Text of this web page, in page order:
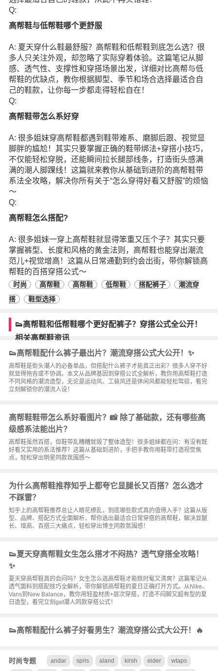
Q:
高帮鞋与低帮鞋哪个更舒服
A: 夏天穿什么鞋最舒服？高帮鞋和低帮鞋到底怎么选？很
多人只关注外观，却忽略了实际穿着体验。这篇笔记从脚
感、透气性、支撑性和穿搭场景出发，详细对比高帮与低
帮鞋的优缺点，教你根据脚型、季节和场合选择最适合自
己的鞋款，让你每一步都走得轻松自在！
Q:
高帮鞋带怎么系好穿
A: 很多姐妹穿高帮鞋都遇到鞋带难系、磨脚后跟、视觉显
脚胖的尴尬！其实只要掌握正确的鞋带绑法+穿搭小技巧，
不仅能轻松穿脱，还能瞬间拉长腿部线条，打造街头感满
满的潮人脚踝线！这篇就来教你从基础到进阶的高帮鞋带
系法全攻略，解决你所有关于“怎么穿得好看又舒服”的烦恼
～
Q:
高帮鞋怎么搭配?
A: 很多姐妹一穿上高帮鞋就显得笨重又压个子？其实只要
掌握裤型、长度和风格的黄金法则，高帮鞋也能穿出潮流
范儿+视觉增高！这篇从日常通勤到约会出街，带你解锁高
帮鞋的百搭穿搭公式～
时尚 高帮鞋 高帮鞋 低帮鞋 搭配裤子
潮流穿
搭
鞋型选择
👟高帮鞋和低帮鞋哪个更好配裤子？穿搭公式全公开！
相关高帮鞋资讯
👟高帮鞋配什么裤子最出片？潮流穿搭公式大公开！✨
高帮鞋是街头潮人的必备单品，但搭配什么裤子才能真正出彩？很多人穿不好
就显得拖沓或不协调。本文从品牌基因到穿搭公式全解析，教你用高帮鞋打造
不同风格的潮流造型，无论是运动风、工装风还是休闲风都能轻松驾驭，看完
立刻解锁你的潮流人设！
高帮鞋鞋带怎么系好看图片？📸 除了基础款，还有哪些高
级感系法能出片？
高帮鞋虽然百搭，但鞋带乱糟糟就毁了整体造型！很多姐妹都在问：有没有既
好看又实用的系法推荐？这篇从基础到进阶，手把手教你用鞋带打造视觉焦
点，轻松穿出明星同款氛围感～
为什么高帮鞋推荐知乎上都夸它显腿长又百搭？怎么选才
不踩雷？
知乎上的高帮鞋推荐总让人眼花缭乱，到底哪些款式真的值得入手？这篇从版
型、品牌、搭配方式全面解析，帮你选出最适合日常穿搭的高帮鞋，解决显腿
长、增高、百搭三大痛点，轻松穿出博主同款氛围感！
👟夏天穿高帮鞋女生怎么搭才不闷热？透气穿搭全攻略！
✨
夏天穿高帮鞋真的会闷吗？女生怎么选高帮鞋才能既时髦又清爽？这篇笔记从
透气面料到搭配技巧全解析，带你解锁高帮鞋的夏日正确打开方式。从Nike、
Vans到New Balance，教你用轻盈材质+层次穿搭，打造不闷脚又超有型的夏
日造型，看完立刻get潮人同款穿搭公式！
👟高帮鞋配什么裤子好看男生？潮流穿搭公式大公开！🔥
时尚专题 andar spris aland kirsh eider wtaps